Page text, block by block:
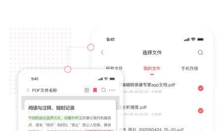
备课神器！可直接在课件上批注重点，还能按序合
并多个课件，上课无需切换文件超方便！
秋月
培训机构老师